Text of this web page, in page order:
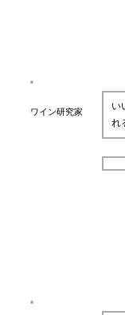
ワイン研究家
い
れ